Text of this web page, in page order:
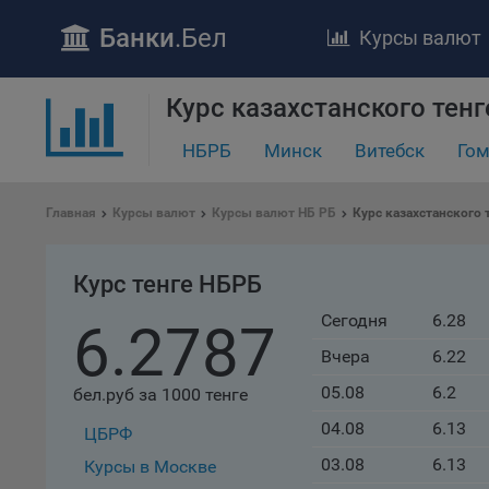
Банки.Бел Курсы валют
Курс казахстанского
НБРБ Минск Витебск
Главная Курсы валют Курсы валют НБ РБ Курс казахстанского
Курс тенге НБРБ
6.2787
бел.руб за 1000 тенге
ЦБРФ
Курсы в Москве
Сегодня 6.28
Вчера
6.22
05.08
6.2
04.08
6.13
03.08
6.13